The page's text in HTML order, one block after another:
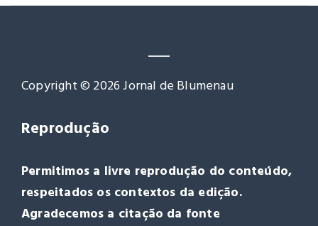
Copyright © 2026 Jornal de Blumenau
Reprodução
Permitimos a livre reprodução do conteúdo,
respeitados os contextos da edição.
Agradecemos a citação da fonte